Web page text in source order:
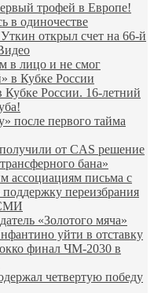
трофей в Европе!
в одиночестве
открыл счет на 66‑й
в лицо и не смог
в Кубке России
Кубке России. 16-летний
после первого тайма
от CAS решение
бана»
письма с
переизбрания
«Золотого мяча»
уйти в отставку
финал ЧМ‑2030 в
четвертую победу